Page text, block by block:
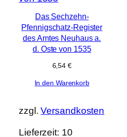
Das Sechzehn-
Pfennigschatz-Register
des Amtes Neuhaus a.
d. Oste von 1535
6,54€
In den Warenkorb
zzgl.Versandkosten
Lieferzeit: 10